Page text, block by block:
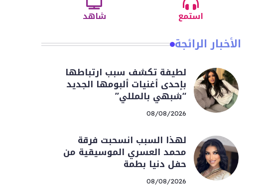
استمع شاهد
الأخبار الرائجة
لطيفة تكشف سبب ارتباطها
بإحدى أغنيات ألبومها الجديد
“شبهي بالمللي”
08/08/2026
لهذا السبب انسحبت فرقة
محمد العسري الموسيقية من
حفل دنيا بطمة
08/08/2026